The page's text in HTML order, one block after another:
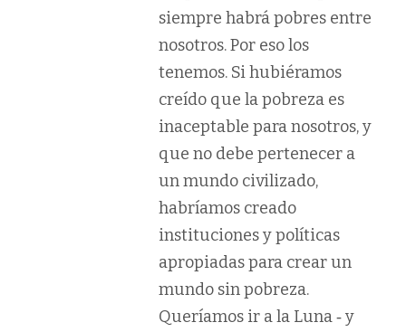
siempre habrá pobres entre
nosotros. Por eso los
tenemos. Si hubiéramos
creído que la pobreza es
inaceptable para nosotros, y
que no debe pertenecer a
un mundo civilizado,
habríamos creado
instituciones y políticas
apropiadas para crear un
mundo sin pobreza.
Queríamos ir a la Luna ‐ y